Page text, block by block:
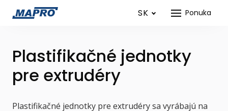
Ponuka
SK
Plastifikačné jednotky
pre extrudéry
Plastifikačné jednotky pre extrudéry sa vyrábajú na